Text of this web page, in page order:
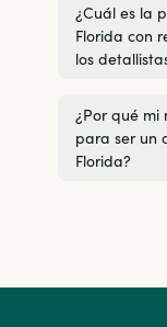
¿Cuál es la
Florida con
los
¿Por qué
para ser un
Florida?